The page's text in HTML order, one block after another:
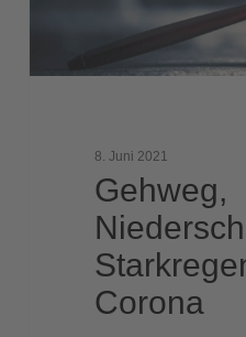
8. Juni 2021
Gehweg,
Corona